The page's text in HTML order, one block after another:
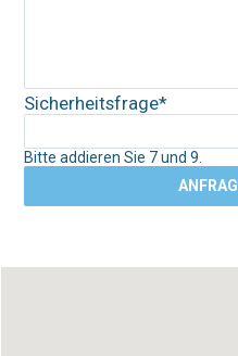
Pflichtfeld
Sicherheitsfrage*
Bitte addieren Sie 7 und 9.